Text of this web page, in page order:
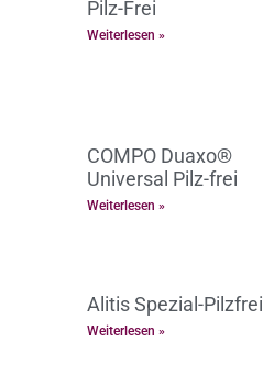
Pilz-Frei
Weiterlesen »
COMPO Duaxo®
Universal Pilz-frei
Weiterlesen »
Alitis Spezial-Pilzfrei
Weiterlesen »